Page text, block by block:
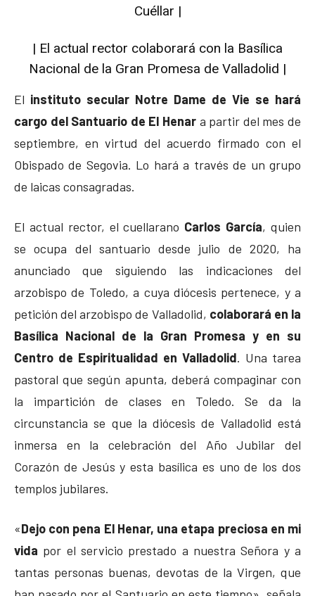
Cuéllar |
| El actual rector colaborará con la Basílica
Nacional de la Gran Promesa de Valladolid |
El instituto secular Notre Dame de Vie se hará
cargo del Santuario de El Henar a partir del mes de
septiembre, en virtud del acuerdo firmado con el
Obispado de Segovia. Lo hará a través de un grupo
de laicas consagradas.
El actual rector, el cuellarano Carlos García, quien
se ocupa del santuario desde julio de 2020, ha
anunciado que siguiendo las indicaciones del
arzobispo de Toledo, a cuya diócesis pertenece, y a
petición del arzobispo de Valladolid, colaborará en la
Basílica Nacional de la Gran Promesa y en su
Centro de Espiritualidad en Valladolid. Una tarea
pastoral que según apunta, deberá compaginar con
la impartición de clases en Toledo. Se da la
circunstancia se que la diócesis de Valladolid está
inmersa en la celebración del Año Jubilar del
Corazón de Jesús y esta basílica es uno de los dos
templos jubilares.
«Dejo con pena El Henar, una etapa preciosa en mi
vida por el servicio prestado a nuestra Señora y a
tantas personas buenas, devotas de la Virgen, que